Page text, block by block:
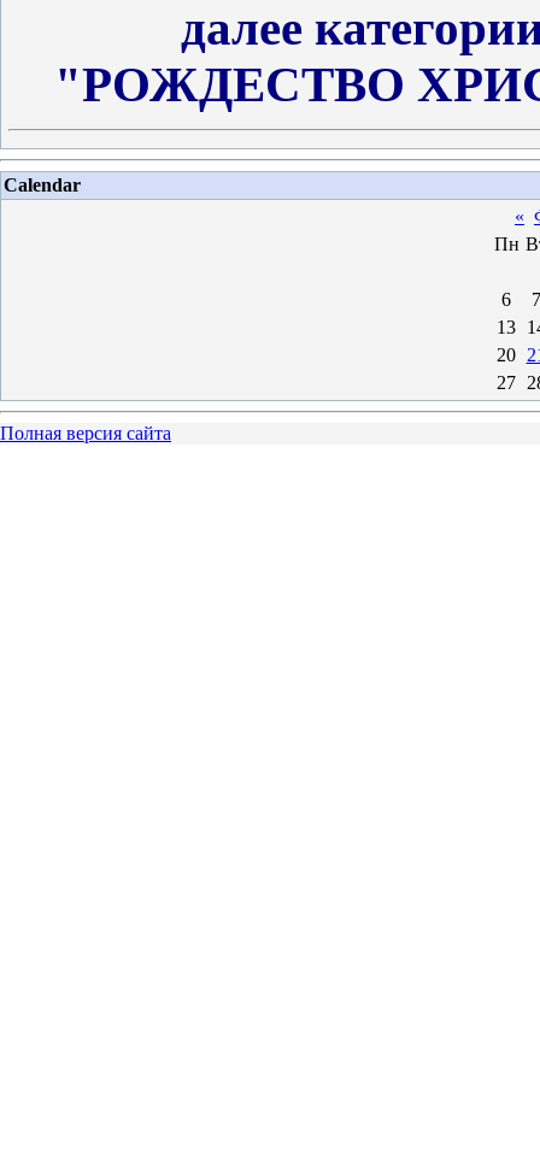
далее
"РОЖДЕСТВО
Calendar
«
Пн
6
7
13
20
27
Полная версия сайта